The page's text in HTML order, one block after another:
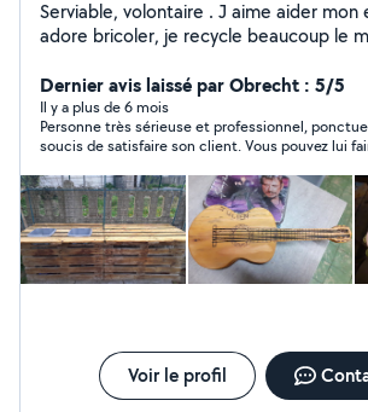
Serviable, volontaire . J aime aider mon entourage J
adore bricoler, je recycle beaucoup le moindre truc peu
me contacté si je peu aider... Désolé à
contact mais je n ai pas l abonnements
pas repondre
Dernier avis laissé par Obrecht : 5/5
Il y a plus de 6 mois
Personne très sérieuse et professionnel,
soucis de satisfaire son client. Vous pouvez lui
de faire appel à vous pour mes futurs projets
Voir le profil